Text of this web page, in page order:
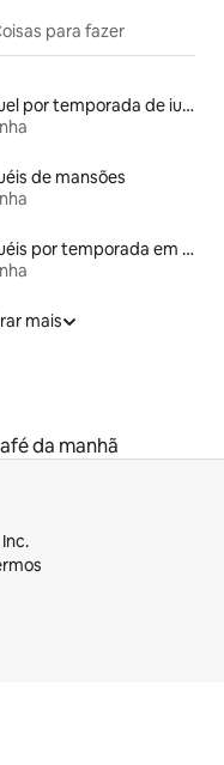
para fazer
Aluguel por temporada de iurtas
de mansões
Aluguéis por temporada em albergue
mais
da manhã